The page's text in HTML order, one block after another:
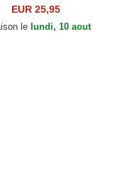
Bulls F1 Team
1 New Era
EUR 25,95
le lundi, 10 aout